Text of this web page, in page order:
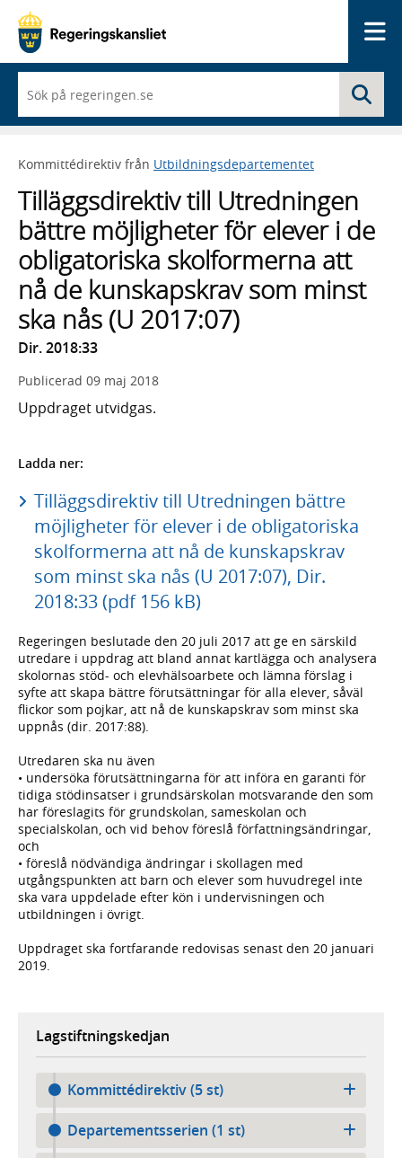
du
börjar
skriva
framträder
lista
med
sökförslag
Kommittédirektiv från Utbildningsdepartementet
Tilläggsdirektiv till Utredningen
bättre möjligheter för elever i de
obligatoriska skolformerna att
nå de kunskapskrav som minst
ska nås (U 2017:07)
Dir. 2018:33
Publicerad 09 maj 2018
Uppdraget utvidgas.
Ladda ner:
Tilläggsdirektiv till Utredningen bättre
möjligheter för elever i de obligatoriska
skolformerna att nå de kunskapskrav
som minst ska nås (U 2017:07), Dir.
2018:33 (pdf 156 kB)
Regeringen beslutade den 20 juli 2017 att ge en särskild
utredare i uppdrag att bland annat kartlägga och analysera
skolornas stöd- och elevhälsoarbete och lämna förslag i
syfte att skapa bättre förutsättningar för alla elever, såväl
flickor som pojkar, att nå de kunskapskrav som minst ska
uppnås (dir. 2017:88).
Utredaren ska nu även
• undersöka förutsättningarna för att införa en garanti för
tidiga stödinsatser i grundsärskolan motsvarande den som
har föreslagits för grundskolan, sameskolan och
specialskolan, och vid behov föreslå författningsändringar,
och
• föreslå nödvändiga ändringar i skollagen med
utgångspunkten att barn och elever som huvudregel inte
ska vara uppdelade efter kön i undervisningen och
utbildningen i övrigt.
Uppdraget ska fortfarande redovisas senast den 20 januari
2019.
Lagstiftningskedjan
Kommittédirektiv (5 st)
Departementsserien (1 st)